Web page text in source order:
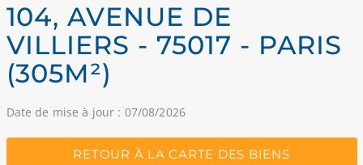
104, AVENUE DE
VILLIERS - 75017 - PARIS
(305M²)
Date de mise à jour : 07/08/2026
RETOUR À LA CARTE DES BIENS